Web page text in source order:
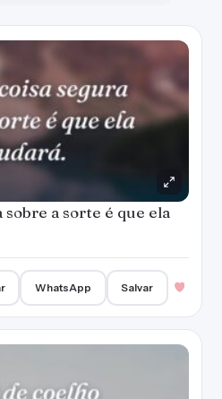
sobre a sorte é que ela
WhatsApp Salvar